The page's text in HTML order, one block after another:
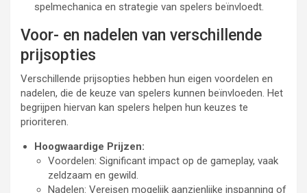
spelmechanica en strategie van spelers beïnvloedt.
Voor- en nadelen van verschillende
prijsopties
Verschillende prijsopties hebben hun eigen voordelen en
nadelen, die de keuze van spelers kunnen beïnvloeden. Het
begrijpen hiervan kan spelers helpen hun keuzes te
prioriteren.
Hoogwaardige Prijzen:
Voordelen: Significant impact op de gameplay, vaak
zeldzaam en gewild.
Nadelen: Vereisen mogelijk aanzienlijke inspanning of